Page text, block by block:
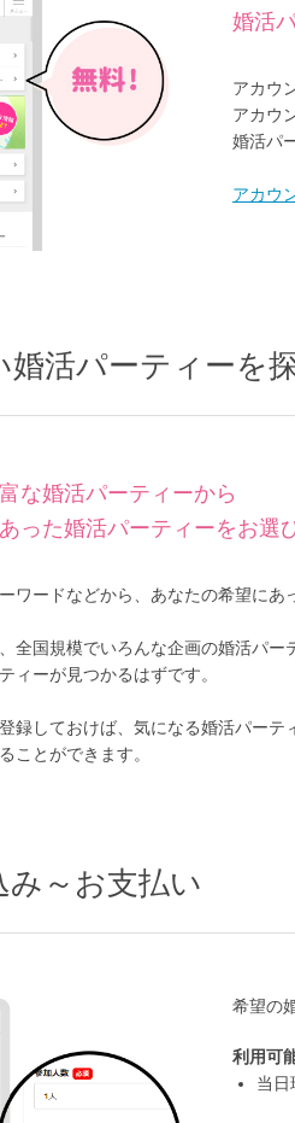
約
婚活
アカウ
アカウ
婚活パ
アカウ
婚活パーティーを
な婚活パーティーから
った婚活パーティーをお選
ワードなどから、あなたの希望にあ
全国規模でいろんな企画の婚活パー
ィーが見つかるはずです。
録しておけば、気になる婚活パーテ
ことができます。
み～お支払い
希望の
利用可
当日